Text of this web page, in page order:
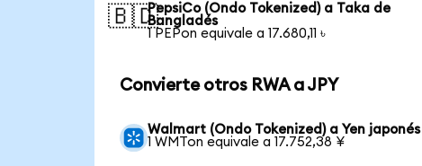
🇧🇩PepsiCo (Ondo Tokenized) a Taka de
Bangladés
1 PEPon equivale a 17.680,11 ৳
Convierte otros RWA a JPY
Walmart (Ondo Tokenized) a Yen japonés
1 WMTon equivale a 17.752,38 ¥